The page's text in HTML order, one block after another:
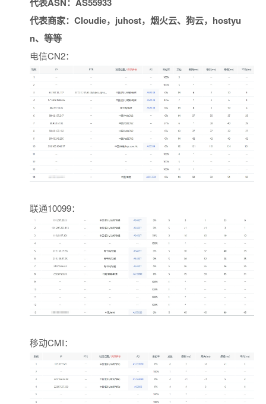
代表商家：Cloudie，juhost，烟火云、狗云，hostyu
n、等等
电信CN2：
联通10099：
移动CMI：